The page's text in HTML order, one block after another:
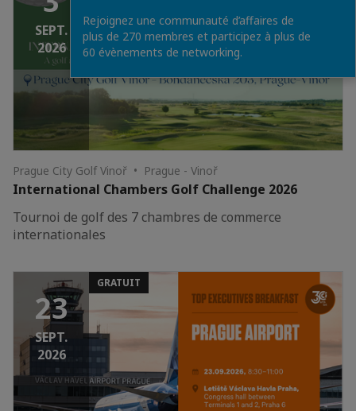
SEPT.
2026
Prague City Golf Vinoř • Prague - Vinoř
International Chambers Golf Challenge 2026
Tournoi de golf des 7 chambres de commerce
internationales
23
SEPT.
2026
GRATUIT
Rejoignez une communauté d’affaires de
plus de 270 membres et participez à plus de
60 évènements de networking.